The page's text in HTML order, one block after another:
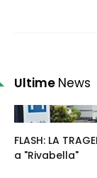
Ultime News
FLASH: LA
a "Rivabella"